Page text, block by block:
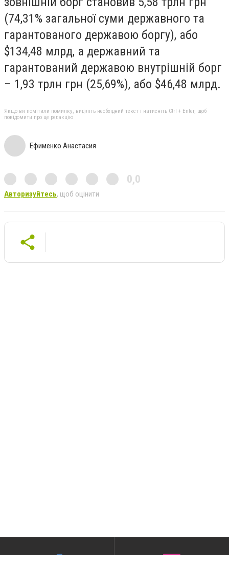
(74,31% загальної суми державного та
гарантованого державою боргу), або
$134,48 млрд, а державний та
гарантований державою внутрішній борг
– 1,93 трлн грн (25,69%), або $46,48 млрд.
Якщо ви помітили помилку, виділіть необхідний текст і натисніть Ctrl + Enter, щоб
повідомити про це редакцію
Ефименко Анастасия
0,0
Авторизуйтесь, щоб оцінити